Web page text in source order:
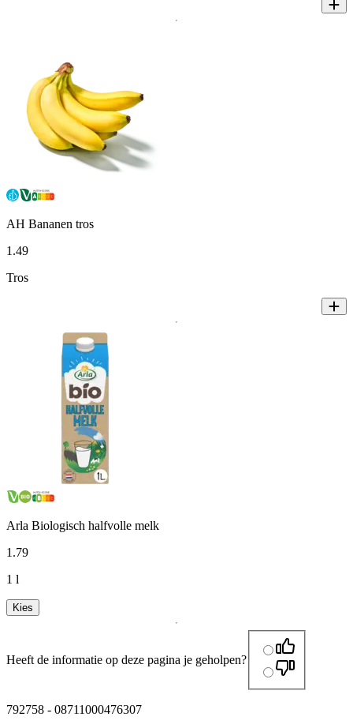
AH Bananen tros
1 .49
Tros
Arla Biologisch halfvolle melk
1 .79
1 l
Kies
Heeft de informatie op deze pagina je geholpen?
792758 - 08711000476307